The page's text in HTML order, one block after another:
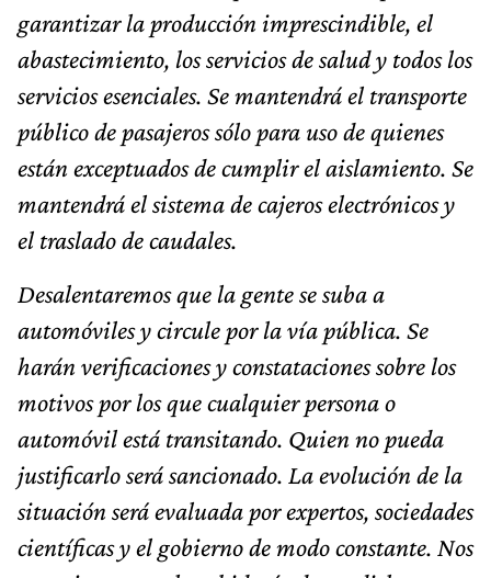
garantizar la producción imprescindible, el
abastecimiento, los servicios de salud y todos los
servicios esenciales. Se mantendrá el transporte
público de pasajeros sólo para uso de quienes
están exceptuados de cumplir el aislamiento. Se
mantendrá el sistema de cajeros electrónicos y
el traslado de caudales.
Desalentaremos que la gente se suba a
automóviles y circule por la vía pública. Se
harán verificaciones y constataciones sobre los
motivos por los que cualquier persona o
automóvil está transitando. Quien no pueda
justificarlo será sancionado. La evolución de la
situación será evaluada por expertos, sociedades
científicas y el gobierno de modo constante. Nos